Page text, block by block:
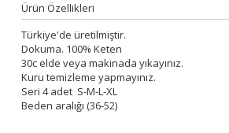
Ürün Özellikleri
Türkiye'de üretilmiştir.
Dokuma. 100% Keten
30c elde veya makinada yıkayınız.
Kuru temizleme yapmayınız.
Seri 4 adet S-M-L-XL
Beden aralığı (36-52)